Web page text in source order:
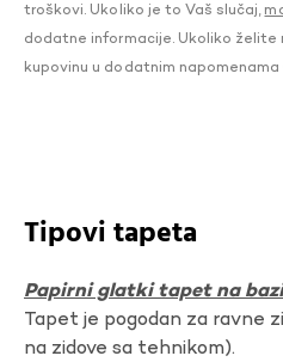
troškovi. Ukoliko je to Vaš slučaj,
dodatne informacije. Ukoliko želite
kupovinu u dodatnim
Tipovi tapeta
Papirni glatki tapet na
Tapet je pogodan za ravne
na zidove sa tehnikom).